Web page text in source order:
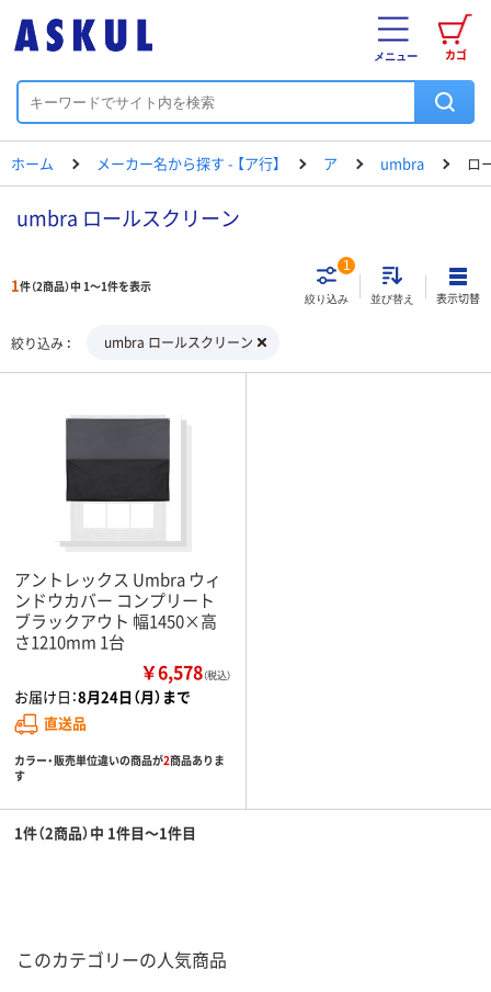
カゴ
メニュー
ホーム メーカー名から探す - 【ア行】 ア umbra ロ
umbra ロールスクリーン
1件（2商品）中 1～1件を表示
絞り込み
1
並び替え 表示切替
絞り込み umbra ロールスクリーン
アントレックス Umbra ウィ
ンドウカバー コンプリート
ブラックアウト 幅1450×高
さ1210mm 1台
￥6,578（税込）
お届け日：8月24日（月）まで
直送品
カラー・販売単位違いの商品が2商品ありま
す
1件（2商品）中 1件目～1件目
このカテゴリーの人気商品